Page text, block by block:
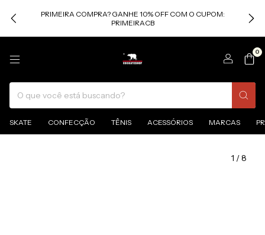
PRIMEIRA COMPRA? GANHE 10% OFF COM O CUPOM:
PRIMEIRACB
0
SKATE CONFECÇÃO TÊNIS ACESSÓRIOS MARCAS
1 /8